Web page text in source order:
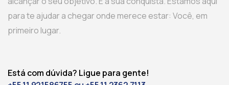
para te ajudar a chegar onde merece estar: Você, em
primeiro lugar.
Está com dúvida? Ligue para gente!